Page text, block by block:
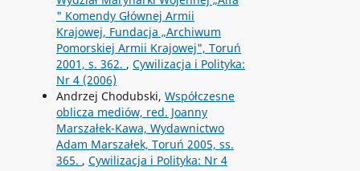
" Komendy Głównej Armii
Krajowej, Fundacja „Archiwum
Pomorskiej Armii Krajowej", Toruń
2001, s. 362. , Cywilizacja i Polityka:
Nr 4 (2006)
Andrzej Chodubski, Współczesne
oblicza mediów, red. Joanny
Marszałek-Kawa, Wydawnictwo
Adam Marszałek, Toruń 2005, ss.
365. , Cywilizacja i Polityka: Nr 4